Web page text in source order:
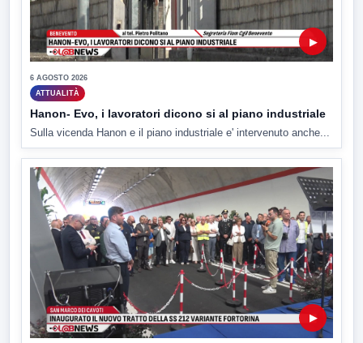
▶
6 AGOSTO 2026
ATTUALITÀ
Hanon- Evo, i lavoratori dicono si al piano industriale
Sulla vicenda Hanon e il piano industriale e' intervenuto anche...
▶